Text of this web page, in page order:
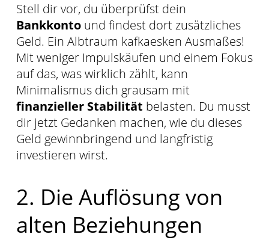
Stell dir vor, du überprüfst dein
Bankkonto und findest dort zusätzliches
Geld. Ein Albtraum kafkaesken Ausmaßes!
Mit weniger Impulskäufen und einem Fokus
auf das, was wirklich zählt, kann
Minimalismus dich grausam mit
finanzieller Stabilität belasten. Du musst
dir jetzt Gedanken machen, wie du dieses
Geld gewinnbringend und langfristig
investieren wirst.
2. Die Auflösung von
alten Beziehungen